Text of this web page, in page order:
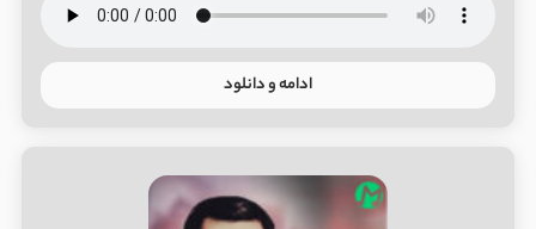
ادامه و دانلود